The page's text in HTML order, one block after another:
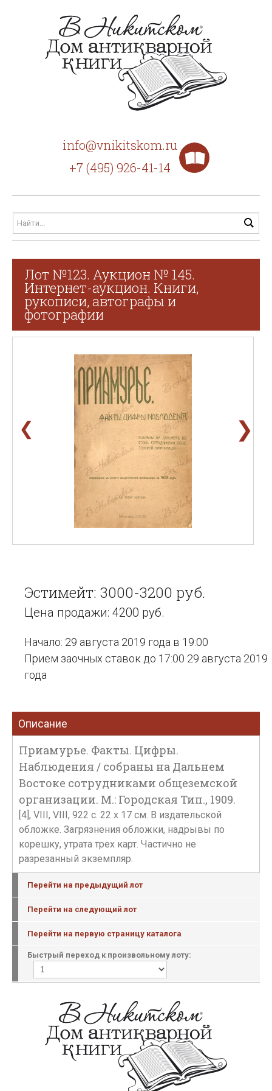
info@vnikitskom.ru
+7 (495) 926-41-14
Лот №123. Аукцион № 145.
Интернет-аукцион. Книги,
рукописи, автографы и
фотографии
❮ ❯
Эстимейт: 3000-3200 руб.
Цена продажи: 4200 руб.
Начало: 29 августа 2019 года в 19:00
Прием заочных ставок до 17:00 29 августа 2019
года
Описание
Приамурье. Факты. Цифры.
Наблюдения / cобраны на Дальнем
Востоке сотрудниками общеземской
организации. М.: Городская Тип., 1909.
[4], VIII, VIII, 922 с. 22 х 17 см. В издательской
обложке. Загрязнения обложки, надрывы по
корешку, утрата трех карт. Частично не
разрезанный экземпляр.
Перейти на предыдущий лот
Перейти на следующий лот
Перейти на первую страницу каталога
Быстрый переход к произвольному лоту: